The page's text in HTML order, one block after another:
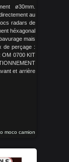
ø30mm.
au
radars de
héxagonal
mais
de perçage :
OM 0700 KIT
et arrière
moco camion